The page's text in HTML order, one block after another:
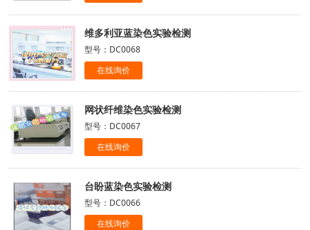
维多利亚蓝染色实验检测
型号：DC0068
在线询价
网状纤维染色实验检测
型号：DC0067
在线询价
台盼蓝染色实验检测
型号：DC0066
在线询价